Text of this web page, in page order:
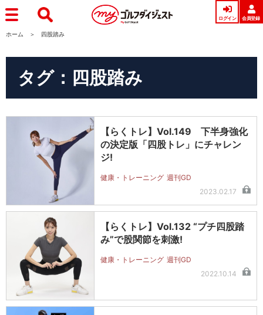
ログイン 会員登録
ホーム 四股踏み
タグ：四股踏み
【らくトレ】Vol.149 下半身強化
の決定版「四股トレ」にチャレン
ジ!
健康・トレーニング 週刊GD
2023.02.17
【らくトレ】Vol.132 “プチ四股踏
み”で股関節を刺激!
健康・トレーニング 週刊GD
2022.10.14